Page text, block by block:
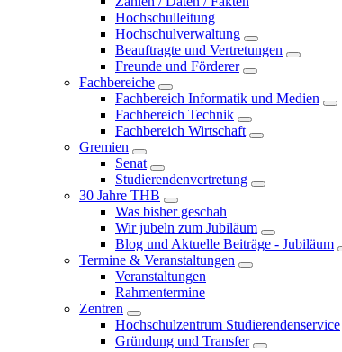
Hochschulleitung
Hochschulverwaltung
Beauftragte und Vertretungen
Freunde und Förderer
Fachbereiche
Fachbereich Informatik und Medien
Fachbereich Technik
Fachbereich Wirtschaft
Gremien
Senat
Studierendenvertretung
30 Jahre THB
Was bisher geschah
Wir jubeln zum Jubiläum
Blog und Aktuelle Beiträge - Jubiläum
Termine & Veranstaltungen
Veranstaltungen
Rahmentermine
Zentren
Hochschulzentrum Studierendenservice
Gründung und Transfer